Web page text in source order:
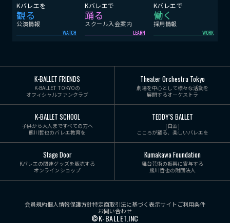
Kバレエを
観る
公演情報
WATCH
Kバレエで
踊る
スクール入会案内
LEARN
Kバレエで
働く
採用情報
WORK
K-BALLET FRIENDS
K-BALLET TOKYOの
オフィシャルファンクラブ
Theater Orchestra Tokyo
劇場を中心として様々な活動を
展開するオーケストラ
K-BALLET SCHOOL
子供から大人まですべての方へ
熊川哲也のバレエ教育を
TEDDY'S BALLET
[白金]
こころが躍る、楽しいバレエを
Stage Door
Kバレエの関連グッズを販売する
オンラインショップ
Kumakawa Foundation
舞台芸術の振興に寄与する
熊川哲也の財団法人
会員規約個人情報保護方針特定商取引法に基づく表示サイトご利用条件
お問い合わせ
©K-BALLET.INC